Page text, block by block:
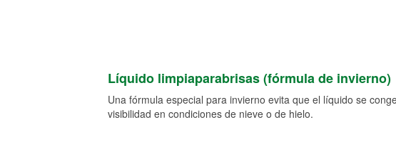
Líquido limpiaparabrisas (fórmula de invierno)
Una fórmula especial para invierno evita que el líquido se
visibilidad en condiciones de nieve o de hielo.